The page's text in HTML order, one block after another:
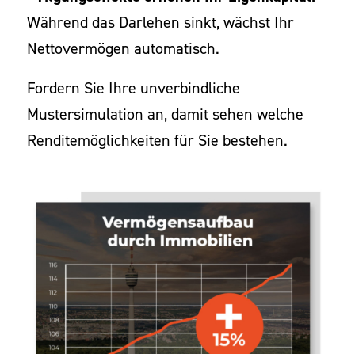
Während das Darlehen sinkt, wächst Ihr
Nettovermögen automatisch.
Fordern Sie Ihre unverbindliche
Mustersimulation an, damit sehen welche
Renditemöglichkeiten für Sie bestehen.